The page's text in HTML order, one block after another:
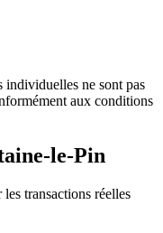
ne sont pas
aux conditions
le-Pin
transactions réelles